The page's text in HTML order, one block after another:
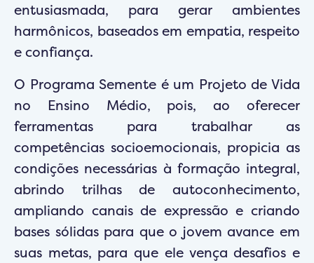
entusiasmada, para gerar ambientes
harmônicos, baseados em empatia, respeito
e confiança.
O Programa Semente é um Projeto de Vida
no Ensino Médio, pois, ao oferecer
ferramentas para trabalhar as
competências socioemocionais, propicia as
condições necessárias à formação integral,
abrindo trilhas de autoconhecimento,
ampliando canais de expressão e criando
bases sólidas para que o jovem avance em
suas metas, para que ele vença desafios e